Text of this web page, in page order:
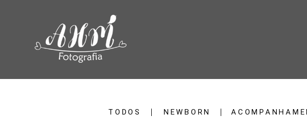
TODOS NEWBORN